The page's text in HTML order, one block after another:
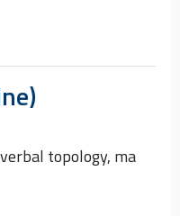
topology, ma